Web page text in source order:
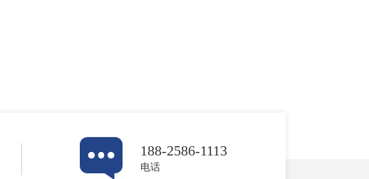
188-2586-1113
电话